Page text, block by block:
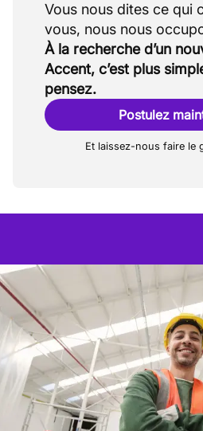
Vous nous dites ce qui
À la recherche d’un
Accent, c’est plus
pensez.
Postulez
Et laissez-nous faire le